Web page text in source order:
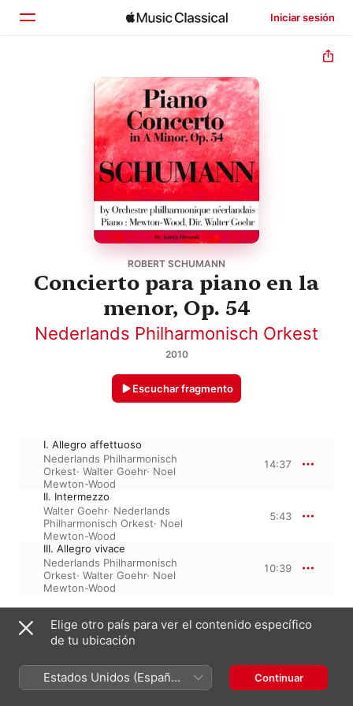
Iniciar sesión
Explorar
ROBERT SCHUMANN
Concierto para piano en la
menor, Op. 54
Nederlands Philharmonisch Orkest
2010
Escuchar fragmento
I. Allegro affettuoso
Nederlands Philharmonisch
Orkest· Walter Goehr· Noel
Mewton-Wood
14:37
II. Intermezzo
Walter Goehr· Nederlands
Philharmonisch Orkest· Noel
Mewton-Wood
5:43
III. Allegro vivace
Nederlands Philharmonisch
Orkest· Walter Goehr· Noel
Mewton-Wood
10:39
4 de diciembre de 2010
3 piezas, 31 minutos
Elige otro país para ver el contenido específico
de tu ubicación
Estados Unidos (Español
México)
Continuar